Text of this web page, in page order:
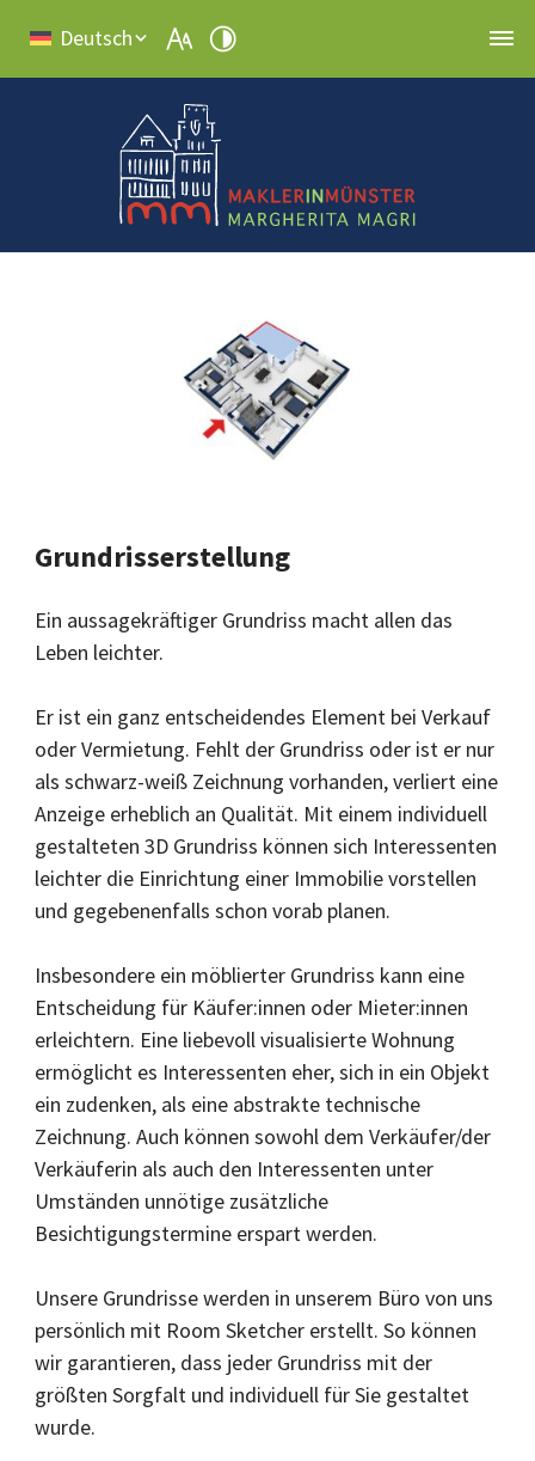
Deutsch
Grundrisserstellung
Ein aussagekräftiger Grundriss macht allen das
Leben leichter.
Er ist ein ganz entscheidendes Element bei Verkauf
oder Vermietung. Fehlt der Grundriss oder ist er nur
als schwarz-weiß Zeichnung vorhanden, verliert eine
Anzeige erheblich an Qualität. Mit einem individuell
gestalteten 3D Grundriss können sich Interessenten
leichter die Einrichtung einer Immobilie vorstellen
und gegebenenfalls schon vorab planen.
Insbesondere ein möblierter Grundriss kann eine
Entscheidung für Käufer:innen oder Mieter:innen
erleichtern. Eine liebevoll visualisierte Wohnung
ermöglicht es Interessenten eher, sich in ein Objekt
ein zudenken, als eine abstrakte technische
Zeichnung. Auch können sowohl dem Verkäufer/der
Verkäuferin als auch den Interessenten unter
Umständen unnötige zusätzliche
Besichtigungstermine erspart werden.
Unsere Grundrisse werden in unserem Büro von uns
persönlich mit Room Sketcher erstellt. So können
wir garantieren, dass jeder Grundriss mit der
größten Sorgfalt und individuell für Sie gestaltet
wurde.